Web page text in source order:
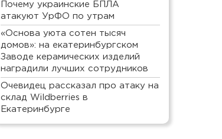
Почему украинские БПЛА
атакуют УрФО по утрам
«Основа уюта сотен тысяч
домов»: на екатеринбургском
Заводе керамических изделий
наградили лучших сотрудников
Очевидец рассказал про атаку на
склад Wildberries в
Екатеринбурге